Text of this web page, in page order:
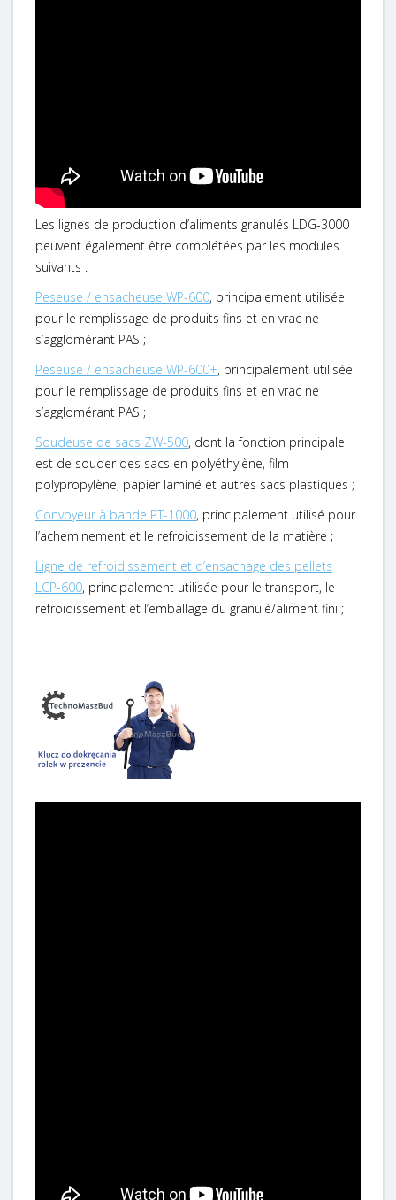
Les lignes de production d’aliments granulés LDG-3000
peuvent également être complétées par les modules
suivants :
Peseuse / ensacheuse WP-600, principalement utilisée
pour le remplissage de produits fins et en vrac ne
s’agglomérant PAS ;
Peseuse / ensacheuse WP-600+, principalement utilisée
pour le remplissage de produits fins et en vrac ne
s’agglomérant PAS ;
Soudeuse de sacs ZW-500, dont la fonction principale
est de souder des sacs en polyéthylène, film
polypropylène, papier laminé et autres sacs plastiques ;
Convoyeur à bande PT-1000, principalement utilisé pour
l’acheminement et le refroidissement de la matière ;
Ligne de refroidissement et d’ensachage des pellets
LCP-600, principalement utilisée pour le transport, le
refroidissement et l’emballage du granulé/aliment fini ;